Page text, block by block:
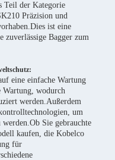
Teil der Kategorie
Präzision und
ist eine
zuverlässige Bagger zum
eine einfache Wartung
wodurch
werden.Außerdem
um
Sie gebrauchte
kaufen, die Kobelco
für